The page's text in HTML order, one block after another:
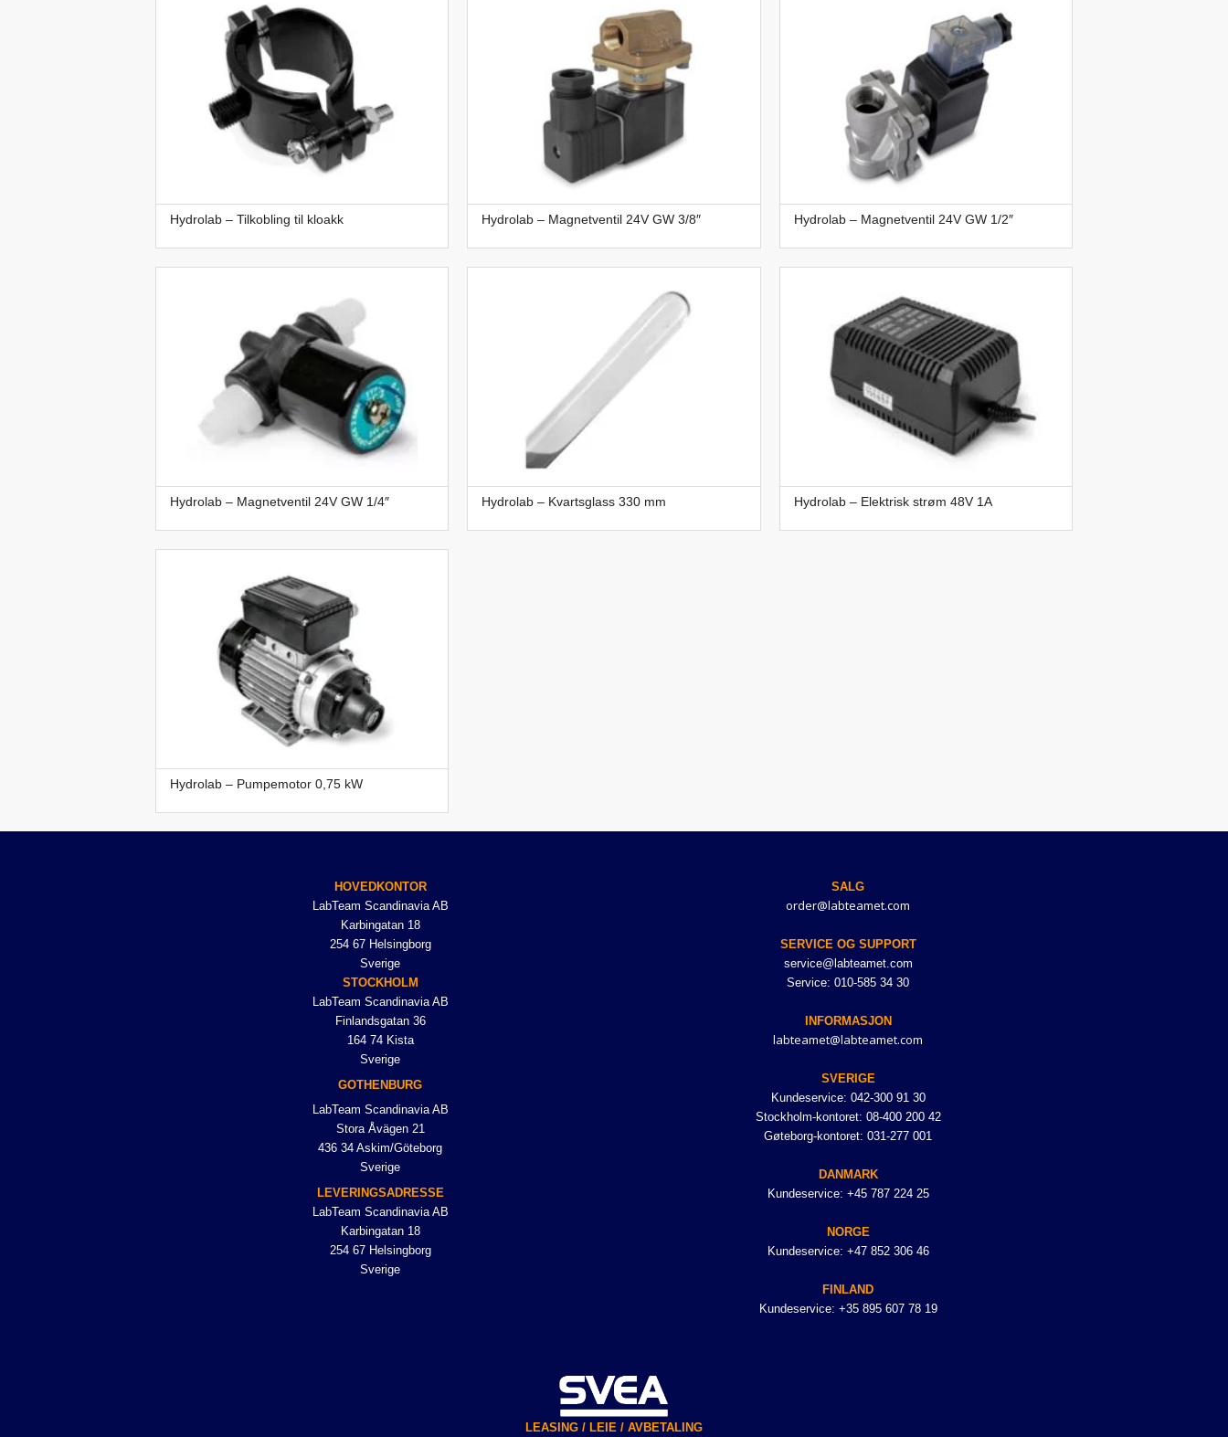
Hydrolab – Tilkobling til kloakk Hydrolab – Magnetventil 24V GW 3/8″ Hydrolab – Magnetventil 24V GW 1/2″
Hydrolab – Magnetventil 24V GW 1/4″ Hydrolab – Kvartsglass 330 mm Hydrolab – Elektrisk strøm 48V 1A
Hydrolab – Pumpemotor 0,75 kW
HOVEDKONTOR
LabTeam Scandinavia AB
Karbingatan 18
254 67 Helsingborg
Sverige
STOCKHOLM
LabTeam Scandinavia AB
Finlandsgatan 36
164 74 Kista
Sverige
GOTHENBURG
LabTeam Scandinavia AB
Stora Åvägen 21
436 34 Askim/Göteborg
Sverige
LEVERINGSADRESSE
LabTeam Scandinavia AB
Karbingatan 18
254 67 Helsingborg
Sverige
SALG
order@labteamet.com
SERVICE OG SUPPORT
service@labteamet.com
Service: 010-585 34 30
INFORMASJON
labteamet@labteamet.com
SVERIGE
Kundeservice: 042-300 91 30
Stockholm-kontoret: 08-400 200 42
Gøteborg-kontoret: 031-277 001
DANMARK
Kundeservice: +45 787 224 25
NORGE
Kundeservice: +47 852 306 46
FINLAND
Kundeservice: +35 895 607 78 19
LEASING / LEIE / AVBETALING